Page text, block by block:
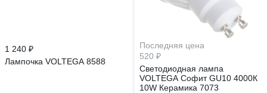
1 240 ₽
Лампочка VOLTEGA 8588
Последняя цена
520 ₽
Светодиодная лампа
VOLTEGA Софит GU10 4000К
10W Керамика 7073